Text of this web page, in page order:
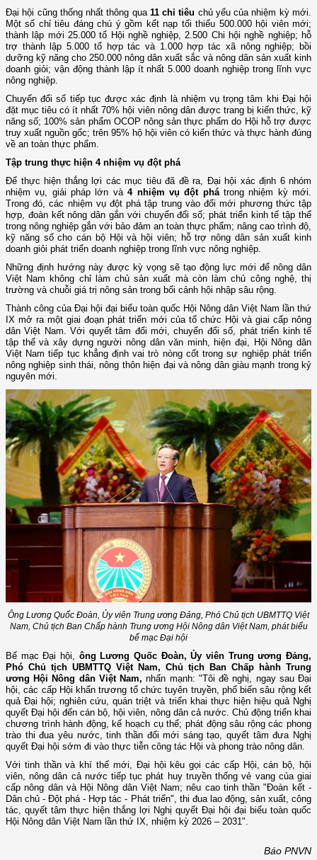
Đại hội cũng thống nhất thông qua 11 chỉ tiêu chủ yếu của nhiệm kỳ mới.
Một số chỉ tiêu đáng chú ý gồm kết nạp tối thiểu 500.000 hội viên mới;
thành lập mới 25.000 tổ Hội nghề nghiệp, 2.500 Chi hội nghề nghiệp; hỗ
trợ thành lập 5.000 tổ hợp tác và 1.000 hợp tác xã nông nghiệp; bồi
dưỡng kỹ năng cho 250.000 nông dân xuất sắc và nông dân sản xuất kinh
doanh giỏi; vận động thành lập ít nhất 5.000 doanh nghiệp trong lĩnh vực
nông nghiệp.
Chuyển đổi số tiếp tục được xác định là nhiệm vụ trọng tâm khi Đại hội
đặt mục tiêu có ít nhất 70% hội viên nông dân được trang bị kiến thức, kỹ
năng số; 100% sản phẩm OCOP nông sản thực phẩm do Hội hỗ trợ được
truy xuất nguồn gốc; trên 95% hộ hội viên có kiến thức và thực hành đúng
về an toàn thực phẩm.
Tập trung thực hiện 4 nhiệm vụ đột phá
Để thực hiện thắng lợi các mục tiêu đã đề ra, Đại hội xác định 6 nhóm
nhiệm vụ, giải pháp lớn và4 nhiệm vụ đột phá trong nhiệm kỳ mới.
Trong đó, các nhiệm vụ đột phá tập trung vào đổi mới phương thức tập
hợp, đoàn kết nông dân gắn với chuyển đổi số; phát triển kinh tế tập thể
trong nông nghiệp gắn với bảo đảm an toàn thực phẩm; nâng cao trình độ,
kỹ năng số cho cán bộ Hội và hội viên; hỗ trợ nông dân sản xuất kinh
doanh giỏi phát triển doanh nghiệp trong lĩnh vực nông nghiệp.
Những định hướng này được kỳ vọng sẽ tạo động lực mới để nông dân
Việt Nam không chỉ làm chủ sản xuất mà còn làm chủ công nghệ, thị
trường và chuỗi giá trị nông sản trong bối cảnh hội nhập sâu rộng.
Thành công của Đại hội đại biểu toàn quốc Hội Nông dân Việt Nam lần thứ
IX mở ra một giai đoạn phát triển mới của tổ chức Hội và giai cấp nông
dân Việt Nam. Với quyết tâm đổi mới, chuyển đổi số, phát triển kinh tế
tập thể và xây dựng người nông dân văn minh, hiện đại, Hội Nông dân
Việt Nam tiếp tục khẳng định vai trò nòng cốt trong sự nghiệp phát triển
nông nghiệp sinh thái, nông thôn hiện đại và nông dân giàu mạnh trong kỷ
nguyên mới.
Ông Lương Quốc Đoàn, Ủy viên Trung ương Đảng, Phó Chủ tịch UBMTTQ Việt
Nam, Chủ tịch Ban Chấp hành Trung ương Hội Nông dân Việt Nam, phát biểu
bế mạc Đại hội
Bế mạc Đại hội, ông Lương Quốc Đoàn, Ủy viên Trung ương Đảng,
Phó Chủ tịch UBMTTQ Việt Nam, Chủ tịch Ban Chấp hành Trung
ương Hội Nông dân Việt Nam,nhấn mạnh: "Tôi đề nghị, ngay sau Đại
hội, các cấp Hội khẩn trương tổ chức tuyên truyền, phổ biến sâu rộng kết
quả Đại hội; nghiên cứu, quán triệt và triển khai thực hiện hiệu quả Nghị
quyết Đại hội đến cán bộ, hội viên, nông dân cả nước. Chủ động triển khai
chương trình hành động, kế hoạch cụ thể; phát động sâu rộng các phong
trào thi đua yêu nước, tinh thần đổi mới sáng tạo, quyết tâm đưa Nghị
quyết Đại hội sớm đi vào thực tiễn công tác Hội và phong trào nông dân.
Với tinh thần và khí thế mới, Đại hội kêu gọi các cấp Hội, cán bộ, hội
viên, nông dân cả nước tiếp tục phát huy truyền thống vẻ vang của giai
cấp nông dân và Hội Nông dân Việt Nam; nêu cao tinh thần "Đoàn kết -
Dân chủ - Đột phá - Hợp tác - Phát triển", thi đua lao động, sản xuất, công
tác, quyết tâm thực hiện thắng lợi Nghị quyết Đại hội đại biểu toàn quốc
Hội Nông dân Việt Nam lần thứ IX, nhiệm kỳ 2026 – 2031".
Báo PNVN